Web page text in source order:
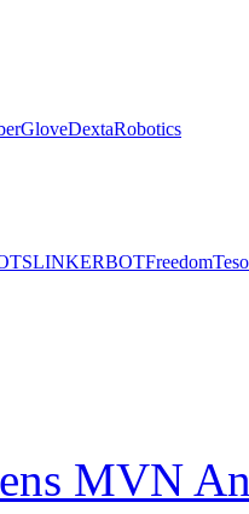
DextaRobotics
LINKERBOTFreedom
MVN